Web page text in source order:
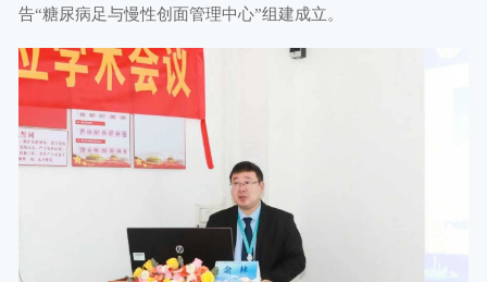
告“糖尿病足与慢性创面管理中心”组建成立。